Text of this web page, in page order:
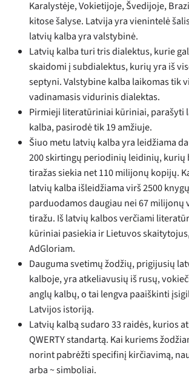
Karalystėje, Vokietijoje, Švedijoje,
kitose šalyse. Latvija yra vienintelė
latvių kalba yra valstybinė.
Latvių kalba turi tris dialektus, kurie
skaidomi į subdialektus, kurių yra iš
septyni. Valstybine kalba laikomas tik
vadinamasis vidurinis dialektas.
Pirmieji literatūriniai kūriniai, parašyti
kalba, pasirodė tik 19 amžiuje.
Šiuo metu latvių kalba yra leidžiama
200 skirtingų periodinių leidinių, kurių
tiražas siekia net 110 milijonų kopijų.
latvių kalba išleidžiama virš 2500
parduodamos daugiau nei 67 milijonų
tiražu. Iš latvių kalbos verčiami
kūriniai pasiekia ir Lietuvos
AdGloriam.
Dauguma svetimų žodžių, prigijusių
kalboje, yra atkeliavusių iš rusų,
anglų kalbų, o tai lengva paaiškinti
Latvijos istoriją.
Latvių kalbą sudaro 33 raidės, kurios
QWERTY standartą. Kai kuriems
norint pabrėžti specifinį kirčiavimą,
arba ~ simboliai.